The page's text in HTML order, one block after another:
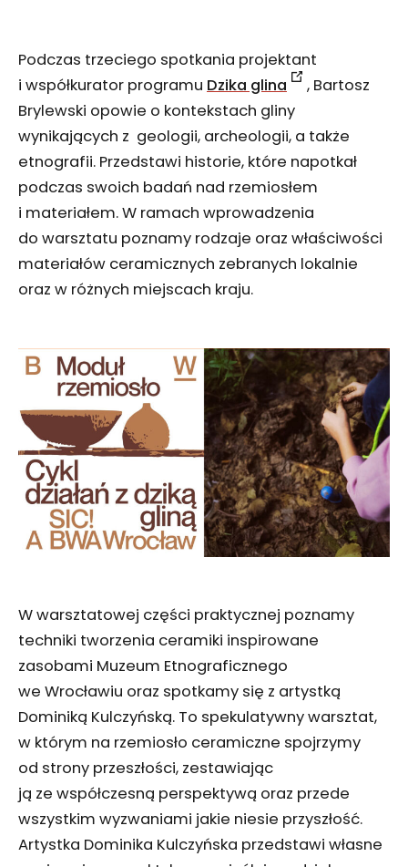
Podczas trzeciego spotkania projektant
i współkurator programu Dzika glina
, Bartosz
Brylewski opowie o kontekstach gliny
wynikających z geologii, archeologii, a także
etnografii. Przedstawi historie, które napotkał
podczas swoich badań nad rzemiosłem
i materiałem. W ramach wprowadzenia
do warsztatu poznamy rodzaje oraz właściwości
materiałów ceramicznych zebranych lokalnie
oraz w różnych miejscach kraju.
W warsztatowej części praktycznej poznamy
techniki tworzenia ceramiki inspirowane
zasobami Muzeum Etnograficznego
we Wrocławiu oraz spotkamy się z artystką
Dominiką Kulczyńską. To spekulatywny warsztat,
w którym na rzemiosło ceramiczne spojrzymy
od strony przeszłości, zestawiając
ją ze współczesną perspektywą oraz przede
wszystkim wyzwaniami jakie niesie przyszłość.
Artystka Dominika Kulczyńska przedstawi własne